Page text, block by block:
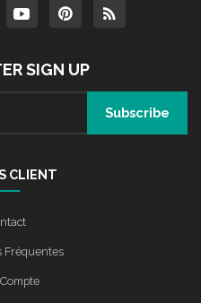
SIGN UP
CLIENT
Fréquentes